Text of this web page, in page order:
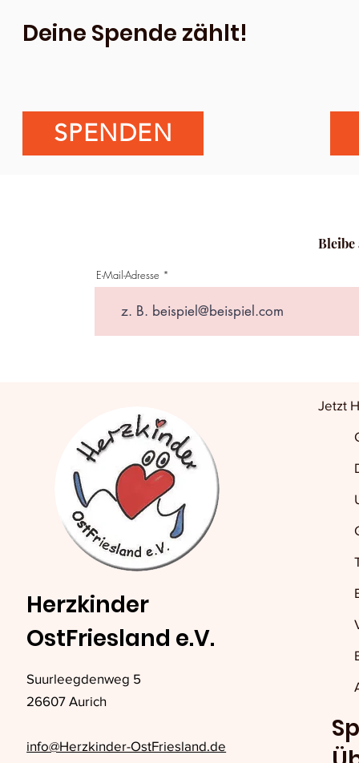
Deine Spende zählt!
SPENDEN
Bleibe
E-Mail-Adresse
Herzkinder
OstFriesland e.V.
Suurleegdenweg 5
26607 Aurich
info@Herzkinder-OstFriesland.de
Jetzt